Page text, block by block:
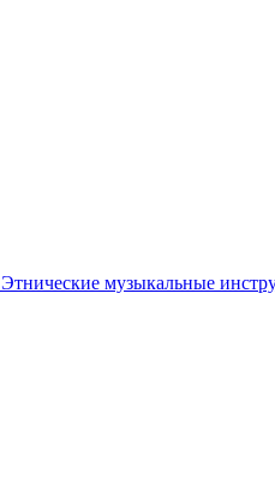
Этнические музыкальные